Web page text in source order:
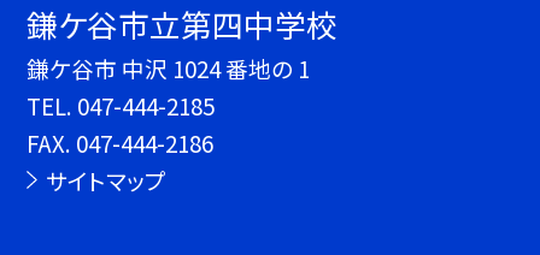
鎌ケ谷市立第四中学校
鎌ケ谷市 中沢 1024 番地の 1
TEL. 047-444-2185
FAX. 047-444-2186
サイトマップ